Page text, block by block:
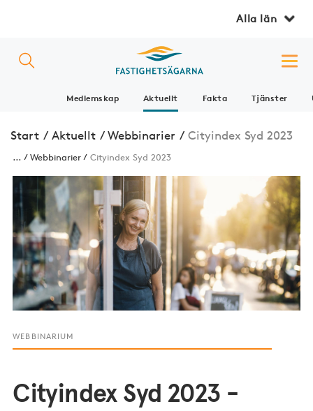
Alla län
Medlemskap Aktuellt Fakta Tjänster
Start / Aktuellt / Webbinarier / Cityindex Syd 2023
... Webbinarier Cityindex Syd 2023
WEBBINARIUM
Cityindex Syd 2023 -